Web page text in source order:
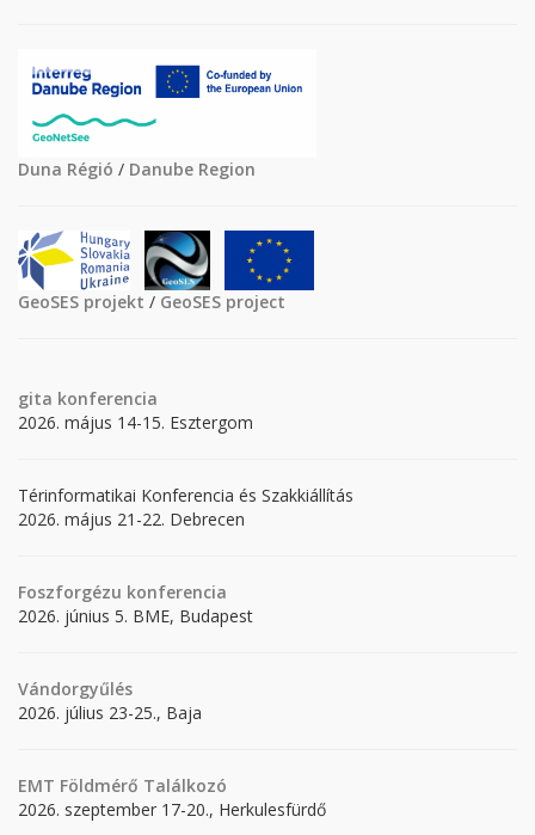
Duna Régió / Danube Region
GeoSES projekt / GeoSES project
gita konferencia
2026. május 14-15. Esztergom
Térinformatikai Konferencia és Szakkiállítás
2026. május 21-22. Debrecen
Foszforgézu konferencia
2026. június 5. BME, Budapest
Vándorgyűlés
2026. július 23-25., Baja
EMT Földmérő Találkozó
2026. szeptember 17-20., Herkulesfürdő